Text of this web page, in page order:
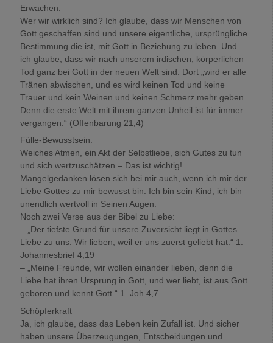
Erwachen:
Wer wir wirklich sind? Ich glaube, dass wir Menschen von
Gott geschaffen sind und unsere eigentliche, ursprüngliche
Bestimmung die ist, mit Gott in Beziehung zu leben. Und
ich glaube, dass wir nach unserem irdischen, körperlichen
Tod ganz bei Gott in der neuen Welt sind. Dort „wird er alle
Tränen abwischen, und es wird keinen Tod und keine
Trauer und kein Weinen und keinen Schmerz mehr geben.
Denn die erste Welt mit ihrem ganzen Unheil ist für immer
vergangen.“ (Offenbarung 21,4)
Fülle-Bewusstsein:
Weiches Atmen, ein Akt der Selbstliebe, sich Gutes zu tun
und sich wertzuschätzen – Das ist wichtig!
Mangelgedanken lösen sich bei mir auch, wenn ich mir der
Liebe Gottes zu mir bewusst bin. Ich bin sein Kind, ich bin
unendlich wertvoll in Seinen Augen.
Noch zwei Verse aus der Bibel zu Liebe:
– „Der tiefste Grund für unsere Zuversicht liegt in Gottes
Liebe zu uns: Wir lieben, weil er uns zuerst geliebt hat.“ 1.
Johannesbrief 4,19
– „Meine Freunde, wir wollen einander lieben, denn die
Liebe hat ihren Ursprung in Gott, und wer liebt, ist aus Gott
geboren und kennt Gott.“ 1. Joh 4,7
Schöpferkraft
Ja, ich glaube, dass das Leben kein Zufall ist. Und sicher
haben unsere Überzeugungen, Entscheidungen und